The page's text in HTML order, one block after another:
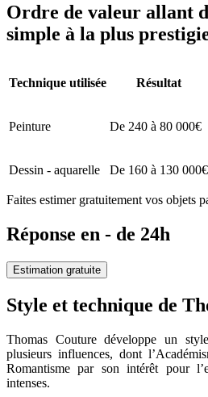
Ordre de valeur allant
simple à la plus
Technique utilisée Résultat
Peinture De 240 à 80 000€
Dessin - aquarelle De 160 à 130 000€
Faites estimer gratuitement vos objets
Réponse en - de 24h
Estimation gratuite
Style et technique de
Thomas Couture développe un
plusieurs influences, dont
Romantisme par son intérêt pour
intenses.